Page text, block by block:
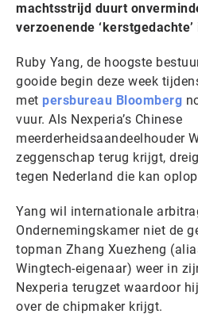
machtsstrijd duurt
verzoenende
Ruby Yang, de hoogste
gooide begin deze week
met persbureau Bloomberg
vuur. Als Nexperia’s Chinese
meerderheidsaandeelhouder
zeggenschap terug krijgt,
tegen Nederland die kan
Yang wil internationale
Ondernemingskamer niet de
topman Zhang Xuezheng
Wingtech-eigenaar) weer in
Nexperia terugzet waardoor
over de chipmaker krijgt.